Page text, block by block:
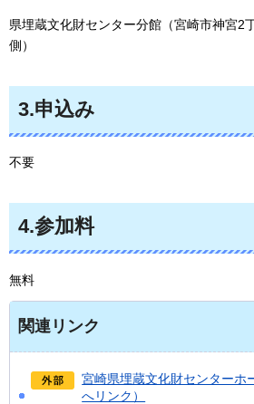
県埋蔵文化財センター分館（宮崎市神宮2
側）
3.申込み
不要
4.参加料
無料
関連リンク
宮崎県埋蔵文化財センターホ
へリンク）